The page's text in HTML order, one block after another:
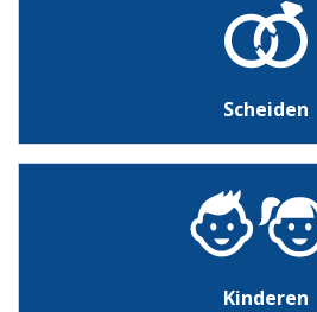
Scheiden
Kinderen